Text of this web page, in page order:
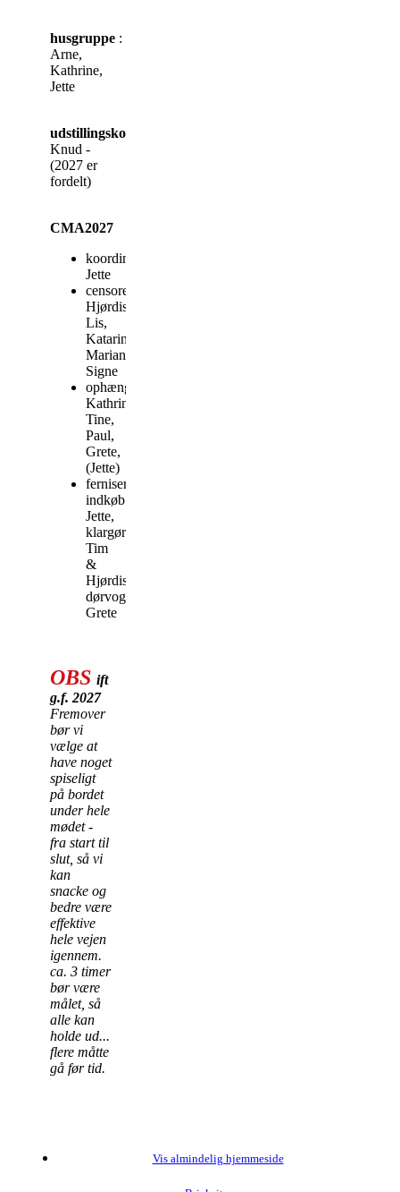
husgruppe :
Arne,
Kathrine,
Jette
udstillingskoordinator
Knud -
(2027 er
fordelt)
CMA2027
koordinator:
Jette
censorer:
Hjørdis,
Lis,
Katarina,
Marianne,
Signe
ophængning:
Kathrine,
Tine,
Paul,
Grete,
(Jette)
fernisering:
indkøb:
Jette,
klargøring:
Tim
&
Hjørdis,
dørvogter:
Grete
OBS ift
g.f. 2027
Fremover
bør vi
vælge at
have noget
spiseligt
på bordet
under hele
mødet -
fra start til
slut, så vi
kan
snacke og
bedre være
effektive
hele vejen
igennem.
ca. 3 timer
bør være
målet, så
alle kan
holde ud...
flere måtte
gå før tid.
Vis almindelig hjemmeside